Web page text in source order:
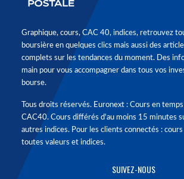
Graphique, cours, CAC 40, indices, retrouvez
boursière en quelques clics mais aussi des
complets sur les tendances du moment. Des
main pour vous accompagner dans tous vos
bourse.
Tous droits réservés. Euronext : Cours en
CAC40. Cours différés d'au moins 15 minutes
autres indices. Pour les clients connectés :
toutes valeurs et indices.
SUIVEZ-NOUS